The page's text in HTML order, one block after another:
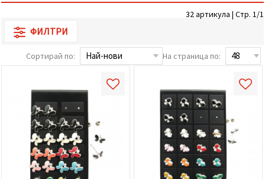
анализираме
показваме
релевантно
съдържание
с помощта
партньори
за анализ
маркетинг.
Можеш да
съгласиш
32 артикула | Стр. 1/1
ФИЛТРИ
Сортирай по: На страница по: